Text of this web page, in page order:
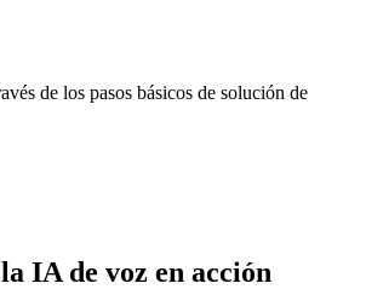
de los pasos básicos de solución de
IA de voz en acción